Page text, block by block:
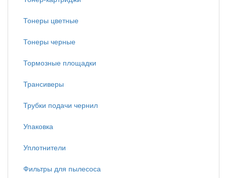
Тонеры цветные
Тонеры черные
Тормозные площадки
Трансиверы
Трубки подачи чернил
Упаковка
Уплотнители
Фильтры для пылесоса